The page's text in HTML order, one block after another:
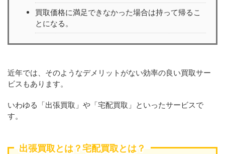
買取価格に満足できなかった場合は持って帰るこ
とになる。
近年では、そのようなデメリットがない効率の良い買取サー
ビスもあります。
いわゆる「出張買取」や「宅配買取」といったサービスで
す。
出張買取とは？宅配買取とは？